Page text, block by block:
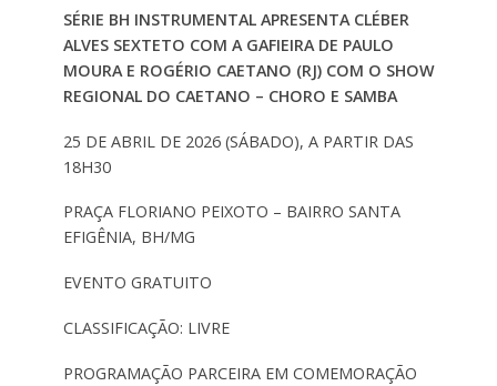
SÉRIE BH INSTRUMENTAL APRESENTA CLÉBER
ALVES SEXTETO COM A GAFIEIRA DE PAULO
MOURA E ROGÉRIO CAETANO (RJ) COM O SHOW
REGIONAL DO CAETANO – CHORO E SAMBA
25 DE ABRIL DE 2026 (SÁBADO), A PARTIR DAS
18H30
PRAÇA FLORIANO PEIXOTO – BAIRRO SANTA
EFIGÊNIA, BH/MG
EVENTO GRATUITO
CLASSIFICAÇÃO: LIVRE
PROGRAMAÇÃO PARCEIRA EM COMEMORAÇÃO